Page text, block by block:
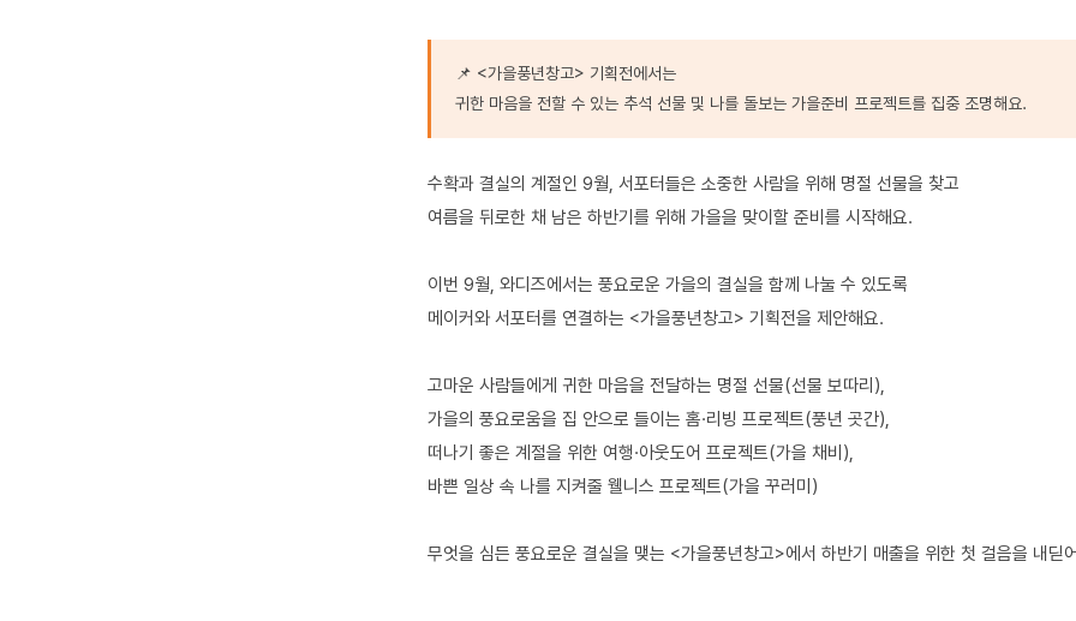
📌 <가을풍년창고> 기획전에서는
귀한 마음을 전할 수 있는 추석 선물 및 나를 돌보는 가을준비 프로젝트를 집중 조명해요.
수확과 결실의 계절인 9월, 서포터들은 소중한 사람을 위해 명절 선물을 찾고
여름을 뒤로한 채 남은 하반기를 위해 가을을 맞이할 준비를 시작해요.
이번 9월, 와디즈에서는 풍요로운 가을의 결실을 함께 나눌 수 있도록
메이커와 서포터를 연결하는 <가을풍년창고> 기획전을 제안해요.
고마운 사람들에게 귀한 마음을 전달하는 명절 선물(선물 보따리),
가을의 풍요로움을 집 안으로 들이는 홈·리빙 프로젝트(풍년 곳간),
떠나기 좋은 계절을 위한 여행·아웃도어 프로젝트(가을 채비),
바쁜 일상 속 나를 지켜줄 웰니스 프로젝트(가을 꾸러미)
무엇을 심든 풍요로운 결실을 맺는 <가을풍년창고>에서 하반기 매출을 위한 첫 걸음을 내딛